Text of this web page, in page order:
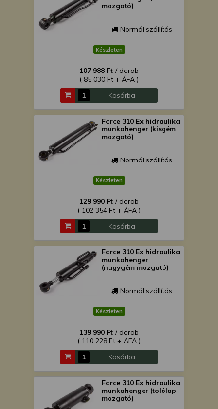
mozgató)
Normál szállítás
Készleten
107 988 Ft / darab
( 85 030 Ft + ÁFA )
Kosárba
Force 310 Ex hidraulika
munkahenger (kisgém
mozgató)
Normál szállítás
Készleten
129 990 Ft / darab
( 102 354 Ft + ÁFA )
Kosárba
Force 310 Ex hidraulika
munkahenger
(nagygém mozgató)
Normál szállítás
Készleten
139 990 Ft / darab
( 110 228 Ft + ÁFA )
Kosárba
Force 310 Ex hidraulika
munkahenger (tolólap
mozgató)